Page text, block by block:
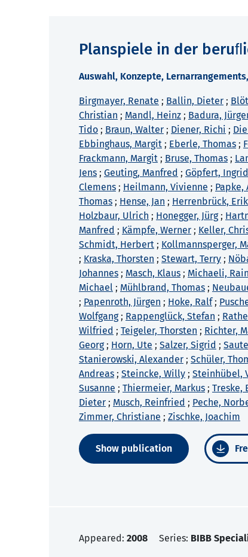
Planspiele in der
Auswahl, Konzepte,
Birgmayer, Renate ; Ballin, Dieter ;
Christian ; Mandl, Heinz ; Badura,
Tido ; Braun, Walter ; Diener, Richi ;
Ebbinghaus, Margit ; Eberle, Thomas ;
Frackmann, Margit ; Bruse, Thomas ;
Jens ; Geuting, Manfred ; Göpfert, Ingrid
Clemens ; Heilmann, Vivienne ; Papke,
Thomas ; Hense, Jan ; Herrenbrück,
Holzbaur, Ulrich ; Honegger, Jürg;
Manfred ; Kämpfe, Werner ; Keller,
Schmidt, Herbert ; Kollmannsperger,
; Kraska, Thorsten ; Stewart, Terry ;
Johannes ; Masch, Klaus ; Michaeli,
Michael ; Mühlbrand, Thomas ;
; Papenroth, Jürgen ; Hoke, Ralf;
Wolfgang; Rappenglück, Stefan ;
Wilfried ; Teigeler, Thorsten ; Richter,
Georg; Horn, Ute ; Salzer, Sigrid ;
Stanierowski, Alexander ; Schüler,
Andreas ; Steincke, Willy ; Steinhübel,
Susanne ; Thiermeier, Markus ; Treske,
Dieter ; Musch, Reinfried ; Peche,
Zimmer, Christiane ; Zischke, Joachim
Show publication
Appeared: 2008 Series: BIBB